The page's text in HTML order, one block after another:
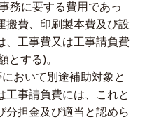
務に要する費用であっ
搬費、印刷製本費及び設
、工事費又は工事請負費
とする)。
おいて別途補助対象と
工事請負費には、これと
分担金及び適当と認めら